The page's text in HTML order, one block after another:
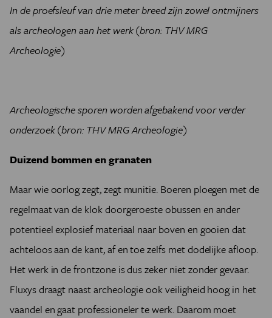
In de proefsleuf van drie meter breed zijn zowel ontmijners
als archeologen aan het werk (bron: THV MRG
Archeologie)
Archeologische sporen worden afgebakend voor verder
onderzoek (bron: THV MRG Archeologie)
Duizend bommen en granaten
Maar wie oorlog zegt, zegt munitie. Boeren ploegen met de
regelmaat van de klok doorgeroeste obussen en ander
potentieel explosief materiaal naar boven en gooien dat
achteloos aan de kant, af en toe zelfs met dodelijke afloop.
Het werk in de frontzone is dus zeker niet zonder gevaar.
Fluxys draagt naast archeologie ook veiligheid hoog in het
vaandel en gaat professioneler te werk. Daarom moet